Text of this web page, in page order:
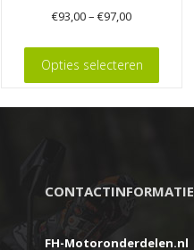
€93,00–€97,00
Opties selecteren
product
heeft
kan
gekozen
CONTACTINFORMATIE
FH-Motoronderdelen.nl